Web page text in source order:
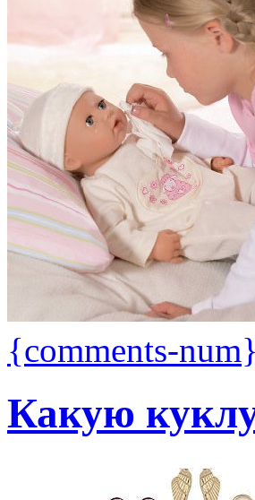
{comments-num}
Какую